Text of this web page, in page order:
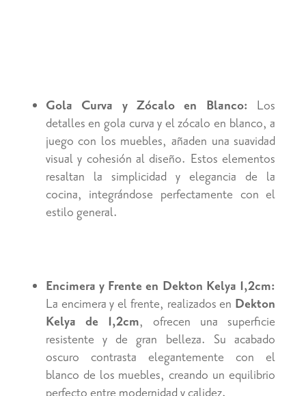
Gola Curva y Zócalo en Blanco: Los
detalles en gola curva y el zócalo en blanco, a
juego con los muebles, añaden una suavidad
visual y cohesión al diseño. Estos elementos
resaltan la simplicidad y elegancia de la
cocina, integrándose perfectamente con el
estilo general.
Encimera y Frente en Dekton Kelya 1,2cm:
La encimera y el frente, realizados en Dekton
Kelya de 1,2cm, ofrecen una superficie
resistente y de gran belleza. Su acabado
oscuro contrasta elegantemente con el
blanco de los muebles, creando un equilibrio
perfecto entre modernidad y calidez.